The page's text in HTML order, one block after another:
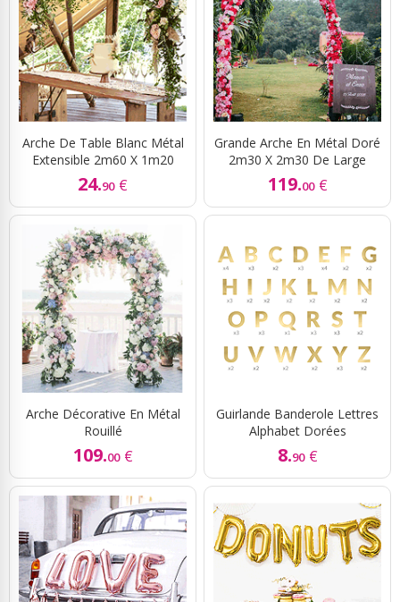
Arche De Table Blanc Métal
Extensible 2m60 X 1m20
24.90 €
Grande Arche En Métal Doré
2m30 X 2m30 De Large
119.00 €
Arche Décorative En Métal
Rouillé
109.00 €
Guirlande Banderole Lettres
Alphabet Dorées
8.90 €